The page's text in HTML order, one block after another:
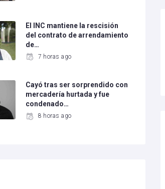
El INC mantiene la rescisión
del contrato de arrendamiento
de…
7 horas ago
Cayó tras ser sorprendido con
mercadería hurtada y fue
condenado…
8 horas ago